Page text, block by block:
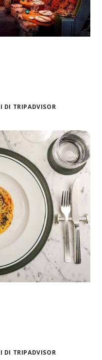
DI TRIPADVISOR
DI TRIPADVISOR